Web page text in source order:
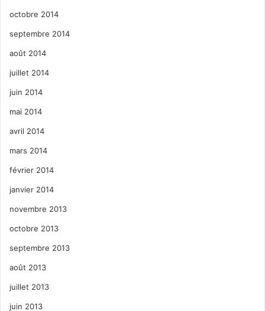
octobre 2014
septembre 2014
août 2014
juillet 2014
juin 2014
mai 2014
avril 2014
mars 2014
février 2014
janvier 2014
novembre 2013
octobre 2013
septembre 2013
août 2013
juillet 2013
juin 2013